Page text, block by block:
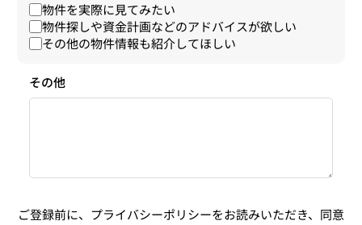
物件を実際に見てみたい
物件探しや資金計画などのアドバイスが欲しい
その他の物件情報も紹介してほしい
その他
ご登録前に、 プライバシーポリシーをお読みいただき、同意